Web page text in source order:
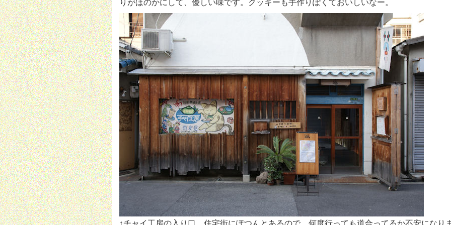
りがほのかにして、優しい味です。クッキーも手作りぽくておいしいなー。
↑チャイ工房の入り口。住宅街にぽつんとあるので、何度行っても道合ってるか不安になり